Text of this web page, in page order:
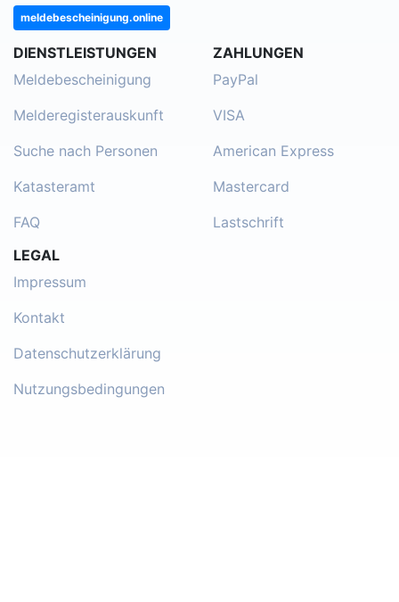
meldebescheinigung.online
DIENSTLEISTUNGEN
Meldebescheinigung
Melderegisterauskunft
Suche nach Personen
Katasteramt
FAQ
ZAHLUNGEN
PayPal
VISA
American Express
Mastercard
Lastschrift
LEGAL
Impressum
Kontakt
Datenschutzerklärung
Nutzungsbedingungen